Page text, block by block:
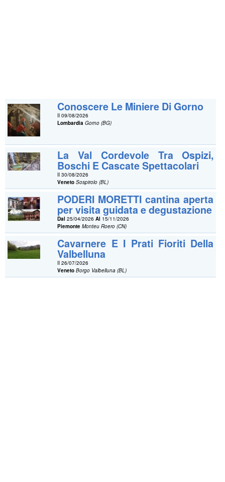
Conoscere Le Miniere Di Gorno
Il 09/08/2026
Lombardia Gorno (BG)
La Val Cordevole Tra Ospizi,
Boschi E Cascate Spettacolari
Il 30/08/2026
Veneto Sospirolo (BL)
PODERI MORETTI cantina aperta
per visita guidata e degustazione
Dal 25/04/2026Al 15/11/2026
Piemonte Monteu Roero (CN)
Cavarnere E I Prati Fioriti Della
Valbelluna
Il 26/07/2026
Veneto Borgo Valbelluna (BL)